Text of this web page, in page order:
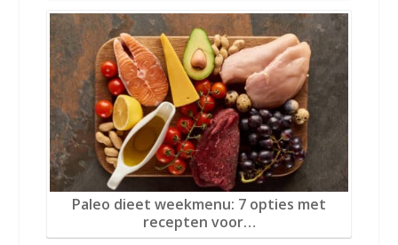
Paleo dieet weekmenu: 7 opties met
recepten voor…